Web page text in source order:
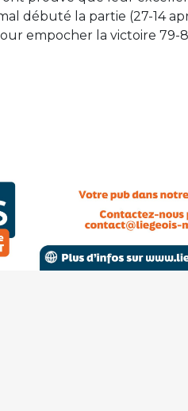
débuté la partie (27-14
empocher la victoire 79-